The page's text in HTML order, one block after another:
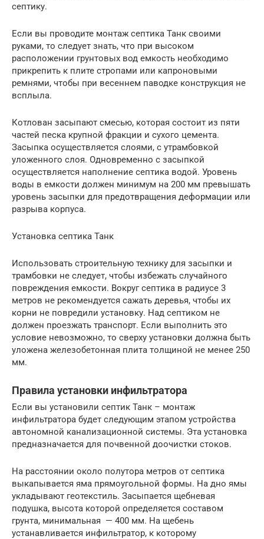
септику.
Если вы проводите монтаж септика Танк своими
руками, то следует знать, что при высоком
расположении грунтовых вод емкость необходимо
прикрепить к плите стропами или капроновыми
ремнями, чтобы при весеннем паводке конструкция не
всплыла.
Котлован засыпают смесью, которая состоит из пяти
частей песка крупной фракции и сухого цемента.
Засыпка осуществляется слоями, с утрамбовкой
уложенного слоя. Одновременно с засыпкой
осуществляется наполнение септика водой. Уровень
воды в емкости должен минимум на 200 мм превышать
уровень засыпки для предотвращения деформации или
разрыва корпуса.
Установка септика Танк
Использовать строительную технику для засыпки и
трамбовки не следует, чтобы избежать случайного
повреждения емкости. Вокруг септика в радиусе 3
метров не рекомендуется сажать деревья, чтобы их
корни не повредили установку. Над септиком не
должен проезжать транспорт. Если выполнить это
условие невозможно, то сверху установки должна быть
уложена железобетонная плита толщиной не менее 250
мм.
Правила установки инфильтратора
Если вы установили септик Танк – монтаж
инфильтратора будет следующим этапом устройства
автономной канализационной системы. Эта установка
предназначается для почвенной доочистки стоков.
На расстоянии около полутора метров от септика
выкапывается яма прямоугольной формы. На дно ямы
укладывают геотекстиль. Засыпается щебневая
подушка, высота которой определяется составом
грунта, минимальная — 400 мм. На щебень
устанавливается инфильтратор, к которому